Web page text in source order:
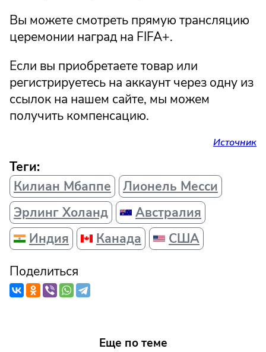
Вы можете смотреть прямую трансляцию
церемонии наград на FIFA+.
Если вы приобретаете товар или
регистрируетесь на аккаунт через одну из
ссылок на нашем сайте, мы можем
получить компенсацию.
Источник
Теги:
Килиан Мбаппе
Лионель Месси
Эрлинг Холанд
Австралия
Индия
Канада
США
Поделиться
Еще по теме